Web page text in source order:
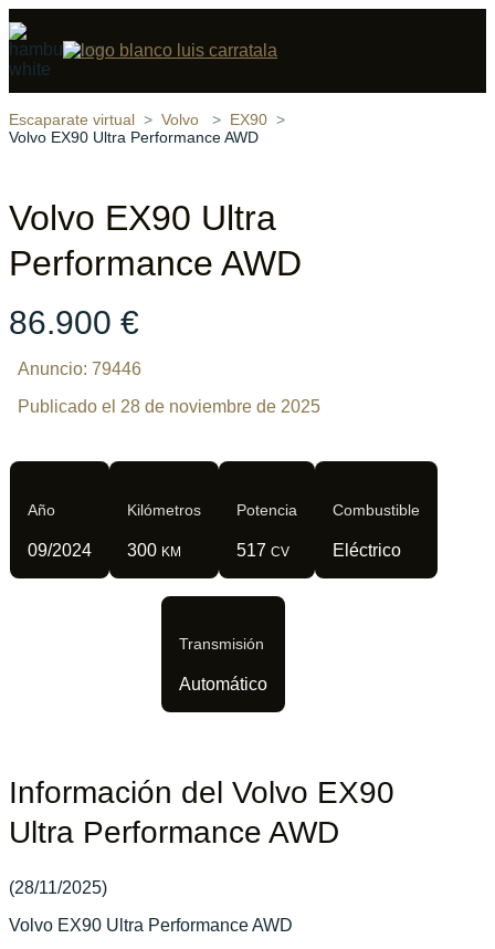
‹ ›
Compartir
Escaparate virtual Volvo
EX90
Volvo EX90 Ultra Performance AWD
Volvo EX90 Ultra
Performance AWD
86.900 €
Anuncio: 79446
Publicado el 28 de noviembre de 2025
Año
09/2024
Kilómetros
300 KM
Potencia
517 CV
Combustible
Eléctrico
Transmisión
Automático
Información del Volvo EX90
Ultra Performance AWD
(28/11/2025)
Volvo EX90 Ultra Performance AWD